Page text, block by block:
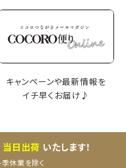
キャンペーンや最新情報を
イチ早くお届け♪
当日出荷 いたします！
休業を除く